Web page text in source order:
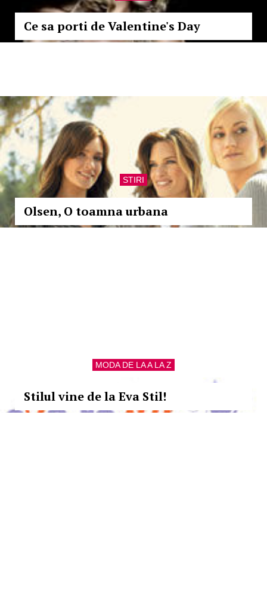
Ce sa porti de Valentine's Day
STIRI
Olsen, O toamna urbana
MODA DE LA A LA Z
Stilul vine de la Eva Stil!